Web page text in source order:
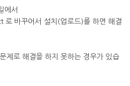
에서
바꾸어서 설치(업로드)를 하면 해결
제로 해결을 하지 못하는 경우가 있습